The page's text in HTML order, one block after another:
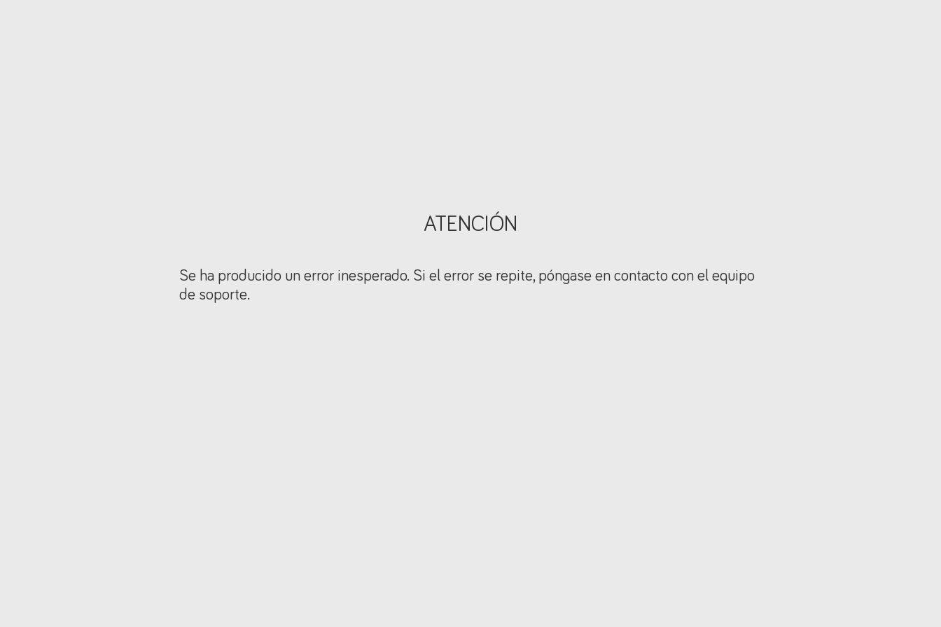
ATENCIÓN
Se ha producido un error inesperado. Si el error se repite, póngase en contacto con el equipo
de soporte.